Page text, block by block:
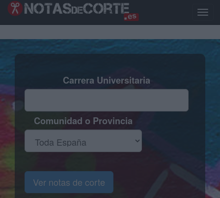
Pasar
Toggle
Carrera Universitaria
Comunidad o Provincia
Ver notas de corte